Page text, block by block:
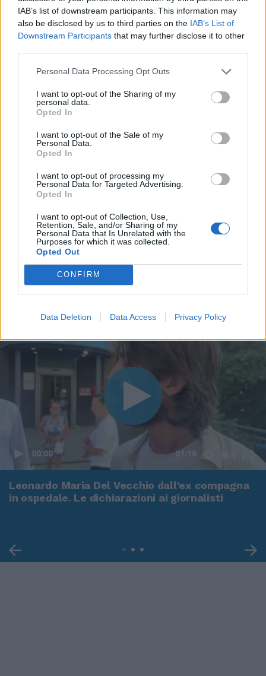
IAB’s list of downstream participants. This information may
also be disclosed by us to third parties on the IAB’s List of
Downstream Participants that may further disclose it to other
Personal Data Processing Opt Outs
I want to opt-out of the Sharing of my
personal data.
Opted In
I want to opt-out of the Sale of my
Personal Data.
Opted In
I want to opt-out of processing my
Personal Data for Targeted Advertising.
Opted In
I want to opt-out of Collection, Use,
Retention, Sale, and/or Sharing of my
Personal Data that Is Unrelated with the
Purposes for which it was collected.
Opted Out
CONFIRM
Data Deletion Data Access Privacy Policy
00:00 01:16
Leonardo Maria Del Vecchio dall'ex compagna
in ospedale. Le dichiarazioni ai giornalisti